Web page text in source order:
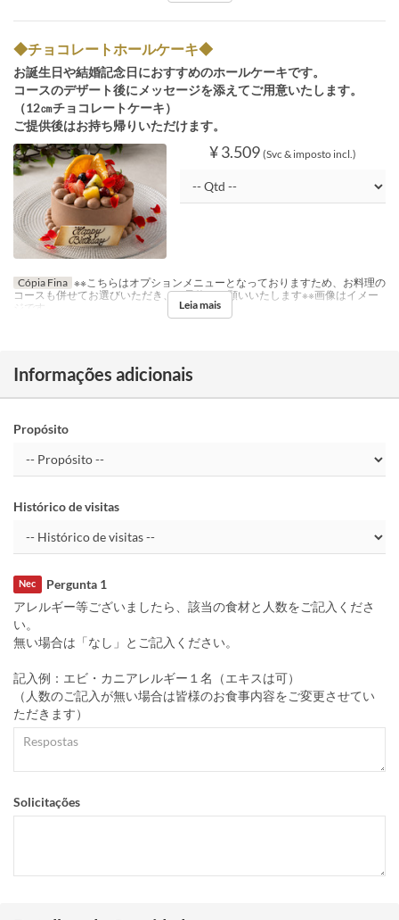
◆チョコレートホールケーキ◆
お誕生日や結婚記念日におすすめのホールケーキです。
コースのデザート後にメッセージを添えてご用意いたします。
（12㎝チョコレートケーキ）
ご提供後はお持ち帰りいただけます。
¥ 3.509 (Svc & imposto incl.)
Cópia Fina ※※こちらはオプションメニューとなっておりますため、お料理の
コースも併せてお選びいただき、ご予約をお願いいたします※※画像はイメー
ジです
Leia mais
Informações adicionais
Propósito
Histórico de visitas
Pergunta 1
Nec
アレルギー等ございましたら、該当の食材と人数をご記入くださ
い。
無い場合は「なし」とご記入ください。
記入例：エビ・カニアレルギー１名（エキスは可）
（人数のご記入が無い場合は皆様のお食事内容をご変更させてい
ただきます）
Solicitações